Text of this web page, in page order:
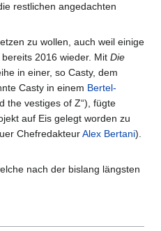
restlichen angedachten
zu wollen, auch weil einige
2016 wieder. Mit Die
in einer, so Casty, dem
Casty in einem Bertel-
the vestiges of Z“), fügte
auf Eis gelegt worden zu
ChefredakteurAlex Bertani).
nach der bislang längsten